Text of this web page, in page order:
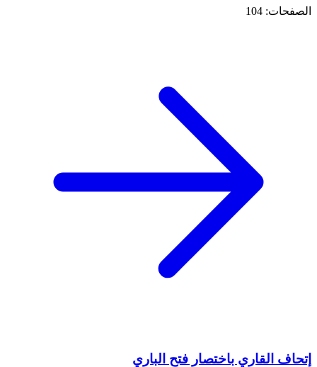
الصفحات: 104
إتحاف القاري باختصار فتح الباري